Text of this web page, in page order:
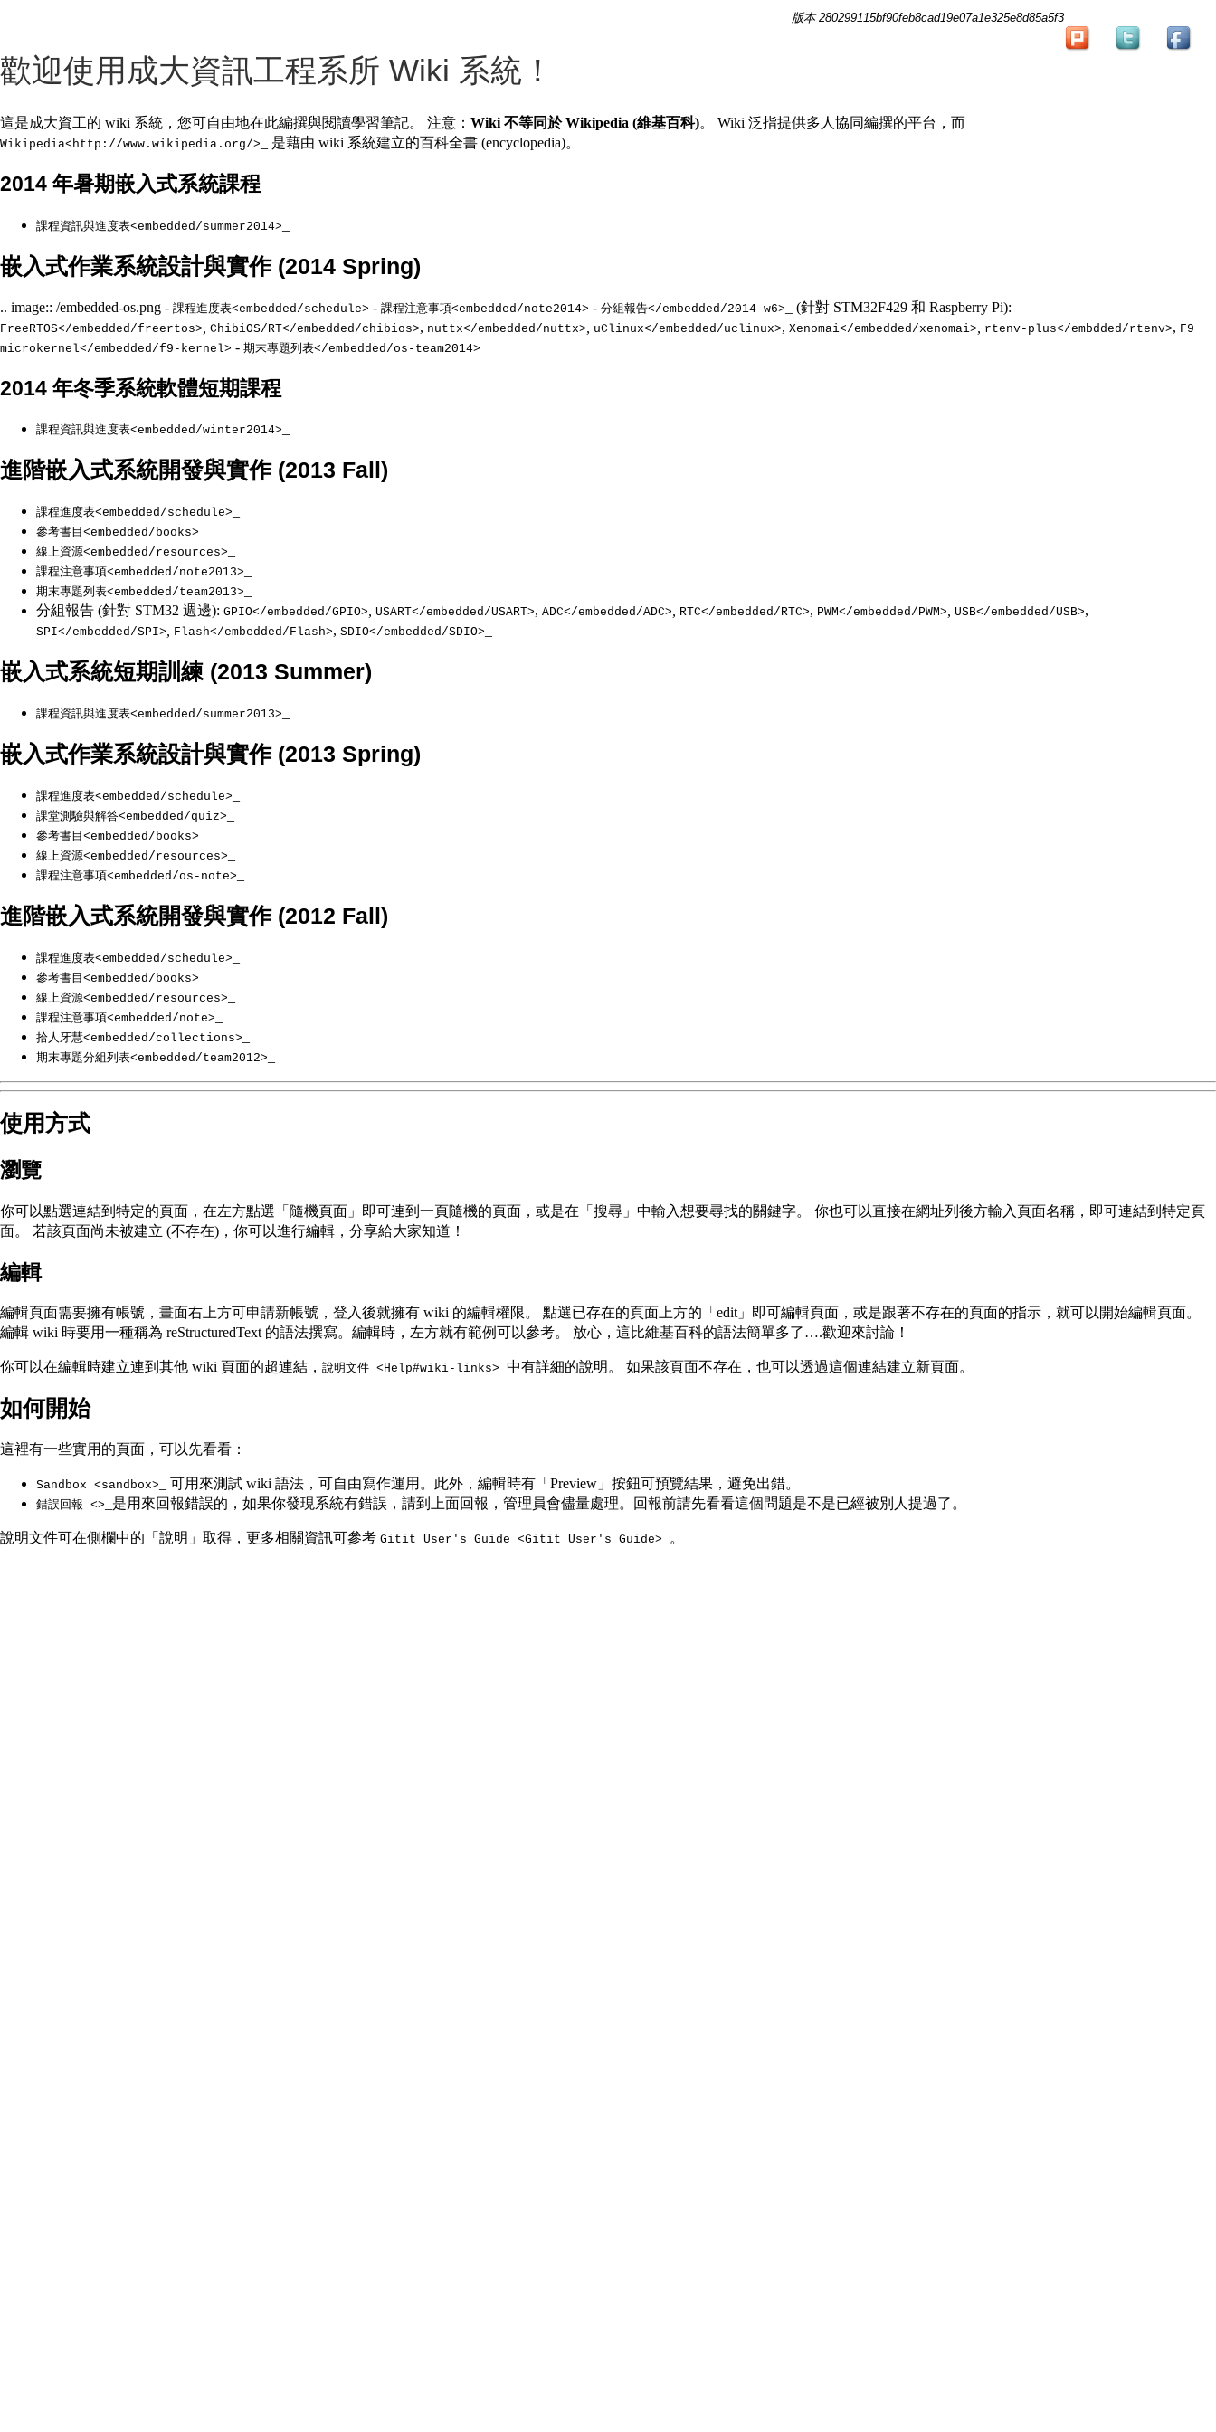
版本 280299115bf90feb8cad19e07a1e325e8d85a5f3
歡迎使用成大資訊工程系所 Wiki 系統！
這是成大資工的 wiki 系統，您可自由地在此編撰與閱讀學習筆記。 注意： Wiki 不等同於 Wikipedia (維基百科)。 Wiki 泛指提供多人協同編撰的平台，而
Wikipedia<http://www.wikipedia.org/> _ 是藉由 wiki 系統建立的百科全書 (encyclopedia)。
2014 年暑期嵌入式系統課程
課程資訊與進度表<embedded/summer2014>
嵌入式作業系統設計與實作 (2014 Spring)
.. image:: /embedded-os.png - 課程進度表<embedded/schedule> - 課程注意事項<embedded/note2014> - 分組報告</embedded/2014-w6> _ (針對 STM32F429 和 Raspberry Pi):
FreeRTOS</embedded/freertos> ChibiOS/RT</embedded/chibios>, nuttx</embedded/nuttx> uClinux</embedded/uclinux>, Xenomai</embedded/xenomai> rtenv-plus</embdded/rtenv>, F9
microkernel</embedded/f9-kernel> - 期末專題列表</embedded/os-team2014>
2014 年冬季系統軟體短期課程
課程資訊與進度表<embedded/winter2014>
進階嵌入式系統開發與實作 (2013 Fall)
課程進度表<embedded/schedule>
參考書目<embedded/books>
線上資源<embedded/resources>
課程注意事項<embedded/note2013>
期末專題列表<embedded/team2013>
分組報告 (針對 STM32 週邊): GPIO</embedded/GPIO> USART</embedded/USART>, ADC</embedded/ADC> RTC</embedded/RTC>, PWM</embedded/PWM> USB</embedded/USB>,
SPI</embedded/SPI> Flash</embedded/Flash>, SDIO</embedded/SDIO>
嵌入式系統短期訓練 (2013 Summer)
課程資訊與進度表<embedded/summer2013>
嵌入式作業系統設計與實作 (2013 Spring)
課程進度表<embedded/schedule>
課堂測驗與解答<embedded/quiz>
參考書目<embedded/books>
線上資源<embedded/resources>
課程注意事項<embedded/os-note>
進階嵌入式系統開發與實作 (2012 Fall)
課程進度表<embedded/schedule>
參考書目<embedded/books>
線上資源<embedded/resources>
課程注意事項<embedded/note>
拾人牙慧<embedded/collections>
期末專題分組列表<embedded/team2012>
使用方式
瀏覽
你可以點選連結到特定的頁面，在左方點選「隨機頁面」即可連到一頁隨機的頁面，或是在「搜尋」中輸入想要尋找的關鍵字。 你也可以直接在網址列後方輸入頁面名稱，即可連結到特定頁
面。 若該頁面尚未被建立 (不存在)，你可以進行編輯，分享給大家知道！
編輯
編輯頁面需要擁有帳號，畫面右上方可申請新帳號，登入後就擁有 wiki 的編輯權限。 點選已存在的頁面上方的「edit」即可編輯頁面，或是跟著不存在的頁面的指示，就可以開始編輯頁面。
編輯 wiki 時要用一種稱為 reStructuredText 的語法撰寫。編輯時，左方就有範例可以參考。 放心，這比維基百科的語法簡單多了….歡迎來討論！
你可以在編輯時建立連到其他 wiki 頁面的超連結， 說明文件 <Help#wiki-links> _中有詳細的說明。 如果該頁面不存在，也可以透過這個連結建立新頁面。
如何開始
這裡有一些實用的頁面，可以先看看：
Sandbox <sandbox> _ 可用來測試 wiki 語法，可自由寫作運用。此外，編輯時有「Preview」按鈕可預覽結果，避免出錯。
錯誤回報 <> _是用來回報錯誤的，如果你發現系統有錯誤，請到上面回報，管理員會儘量處理。回報前請先看看這個問題是不是已經被別人提過了。
說明文件可在側欄中的「說明」取得，更多相關資訊可參考 Gitit User's Guide <Gitit User's Guide> _。